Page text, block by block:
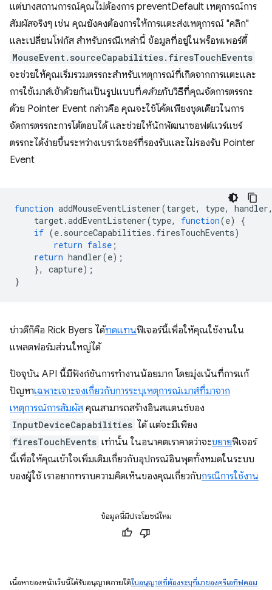
แต่บางสถานการณ์คุณไม่ต้องการ preventDefault เหตุการณ์การ
สัมผัสจริงๆ เช่น คุณยังคงต้องการให้การแตะส่งเหตุการณ์ "คลิก"
และเปลี่ยนโฟกัส สําหรับกรณีเหล่านี้ ข้อมูลที่อยู่ในพร็อพเพอร์ตี้
MouseEvent.sourceCapabilities.firesTouchEvents
จะช่วยให้คุณเริ่มรวมตรรกะสําหรับเหตุการณ์ที่เกิดจากการแตะและ
การใช้เมาส์เข้าด้วยกันเป็นรูปแบบที่คล้ายกับวิธีที่คุณจัดการตรรกะ
ด้วย Pointer Event กล่าวคือ คุณจะใช้โค้ดเพียงชุดเดียวในการ
จัดการตรรกะการโต้ตอบได้ และช่วยให้นักพัฒนาซอฟต์แวร์แชร์
ตรรกะได้ง่ายขึ้นระหว่างเบราว์เซอร์ที่รองรับและไม่รองรับ Pointer
Event
function addMouseEventListener(target, type, handler
target.addEventListener(type, function(e)
{
if (e. sourceCapabilities . firesTouchEvents)
return false ;
return handler(e);
},
capture);
}
ข่าวดีก็คือ Rick Byers ได้ทดแทนฟีเจอร์นี้เพื่อให้คุณใช้งานใน
แพลตฟอร์มส่วนใหญ่ได้
ปัจจุบัน API นี้มีฟังก์ชันการทำงานน้อยมาก โดยมุ่งเน้นที่การแก้
ปัญหาเฉพาะเจาะจงเกี่ยวกับการระบุเหตุการณ์เมาส์ที่มาจาก
เหตุการณ์การสัมผัส คุณสามารถสร้างอินสแตนซ์ของ
InputDeviceCapabilities ได้ แต่จะมีเพียง
firesTouchEvents เท่านั้น ในอนาคตเราคาดว่าจะขยายฟีเจอร์
นี้เพื่อให้คุณเข้าใจเพิ่มเติมเกี่ยวกับอุปกรณ์อินพุตทั้งหมดในระบบ
ของผู้ใช้ เราอยากทราบความคิดเห็นของคุณเกี่ยวกับกรณีการใช้งาน
ข้อมูลนี้มีประโยชน์ไหม
เนื้อหาของหน้าเว็บนี้ได้รับอนุญาตภายใต้ใบอนุญาตที่ต้องระบุที่มาของครีเอทีฟคอม